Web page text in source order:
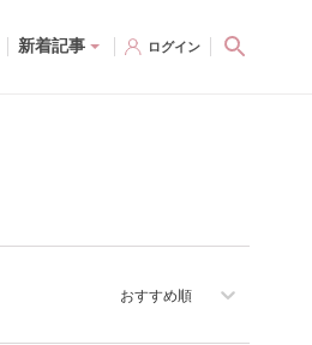
新着記事 ログイン
おすすめ順